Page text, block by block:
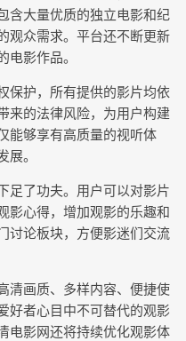
含大量优质的独立电影和纪
观众需求。平台还不断更新
影作品。
保护，所有提供的影片均依
来的法律风险，为用户构建
能够享有高质量的视听体
。
足了功夫。用户可以对影片
影心得，增加观影的乐趣和
讨论板块，方便影迷们交流
清画质、多样内容、便捷使
好者心目中不可替代的观影
电影网还将持续优化观影体